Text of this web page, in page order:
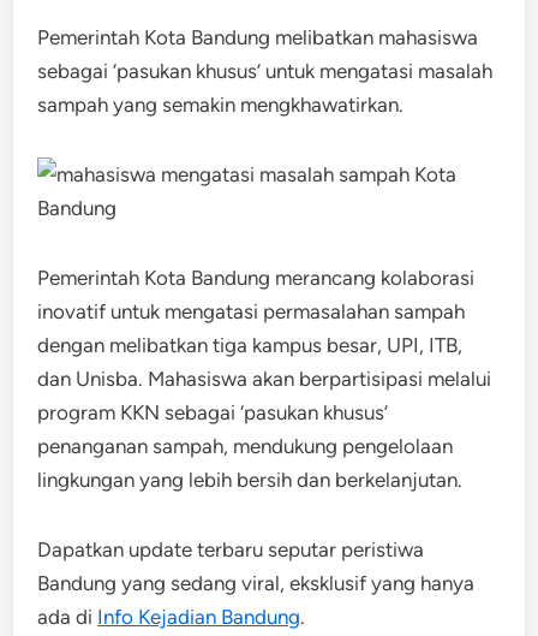
Pemerintah Kota Bandung melibatkan mahasiswa
sebagai ‘pasukan khusus’ untuk mengatasi masalah
sampah yang semakin mengkhawatirkan.
Pemerintah Kota Bandung merancang kolaborasi
inovatif untuk mengatasi permasalahan sampah
dengan melibatkan tiga kampus besar, UPI, ITB,
dan Unisba. Mahasiswa akan berpartisipasi melalui
program KKN sebagai ‘pasukan khusus’
penanganan sampah, mendukung pengelolaan
lingkungan yang lebih bersih dan berkelanjutan.
Dapatkan update terbaru seputar peristiwa
Bandung yang sedang viral, eksklusif yang hanya
ada di Info Kejadian Bandung.